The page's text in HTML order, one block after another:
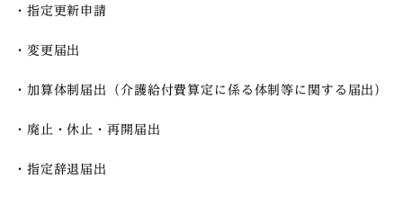
・指定更新申請
・変更届出
・加算体制届出（介護給付費算定に係る体制等に関する届出）
・廃止・休止・再開届出
・指定辞退届出